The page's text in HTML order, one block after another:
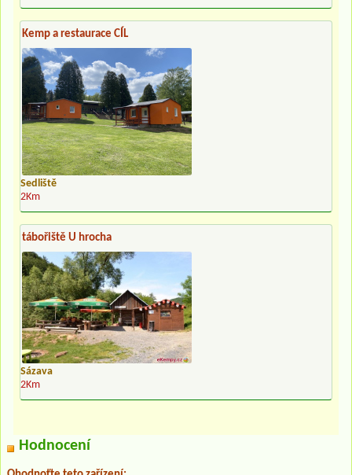
Kemp a restaurace CÍL
Sedliště
2Km
tábořiště U hrocha
Sázava
2Km
Hodnocení